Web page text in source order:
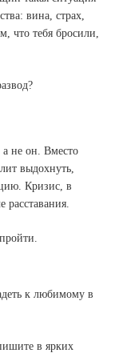
вина, страх,
что тебя бросили,
не он. Вместо
выдохнуть,
Кризис, в
расставания.
к любимому в
в ярких